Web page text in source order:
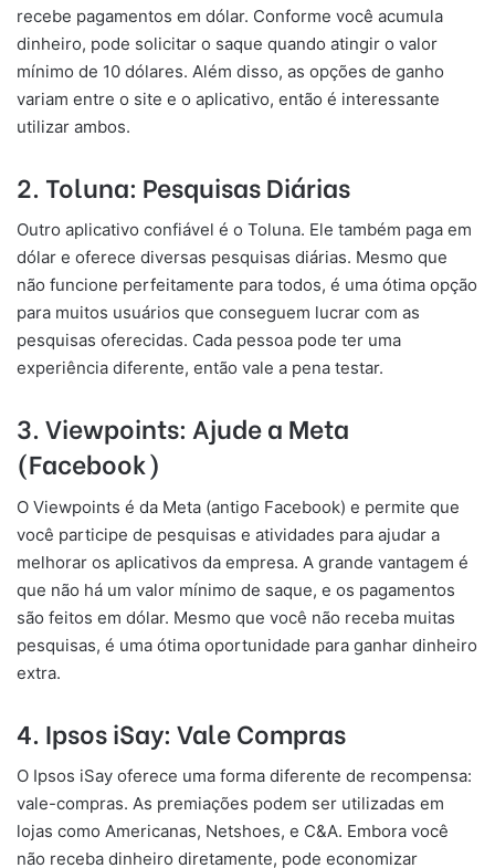
recebe pagamentos em dólar. Conforme você acumula
dinheiro, pode solicitar o saque quando atingir o valor
mínimo de 10 dólares. Além disso, as opções de ganho
variam entre o site e o aplicativo, então é interessante
utilizar ambos.
2. Toluna: Pesquisas Diárias
Outro aplicativo confiável é o Toluna. Ele também paga em
dólar e oferece diversas pesquisas diárias. Mesmo que
não funcione perfeitamente para todos, é uma ótima opção
para muitos usuários que conseguem lucrar com as
pesquisas oferecidas. Cada pessoa pode ter uma
experiência diferente, então vale a pena testar.
3. Viewpoints: Ajude a Meta
(Facebook)
O Viewpoints é da Meta (antigo Facebook) e permite que
você participe de pesquisas e atividades para ajudar a
melhorar os aplicativos da empresa. A grande vantagem é
que não há um valor mínimo de saque, e os pagamentos
são feitos em dólar. Mesmo que você não receba muitas
pesquisas, é uma ótima oportunidade para ganhar dinheiro
extra.
4. Ipsos iSay: Vale Compras
O Ipsos iSay oferece uma forma diferente de recompensa:
vale-compras. As premiações podem ser utilizadas em
lojas como Americanas, Netshoes, e C&A. Embora você
não receba dinheiro diretamente, pode economizar